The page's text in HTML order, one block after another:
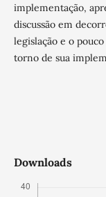
implementação,
discussão em
legislação e o
torno de sua
Downloads